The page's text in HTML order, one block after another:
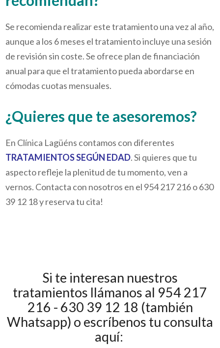
Se recomienda realizar este tratamiento una vez al año,
aunque a los 6 meses el tratamiento incluye una sesión
de revisión sin coste. Se ofrece plan de financiación
anual para que el tratamiento pueda abordarse en
cómodas cuotas mensuales.
¿Quieres que te asesoremos?
En Clínica Lagüéns contamos con diferentes
TRATAMIENTOS SEGÚN EDAD. Si quieres que tu
aspecto refleje la plenitud de tu momento, ven a
vernos. Contacta con nosotros en el 954 217 216 o 630
39 12 18 y reserva tu cita!
Si te interesan nuestros
tratamientos llámanos al 954 217
216 - 630 39 12 18 (también
Whatsapp) o escríbenos tu consulta
aquí: